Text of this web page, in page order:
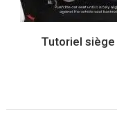
Tutoriel siège